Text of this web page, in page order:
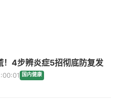
！4步辨炎症5招彻底防复发
国内健康